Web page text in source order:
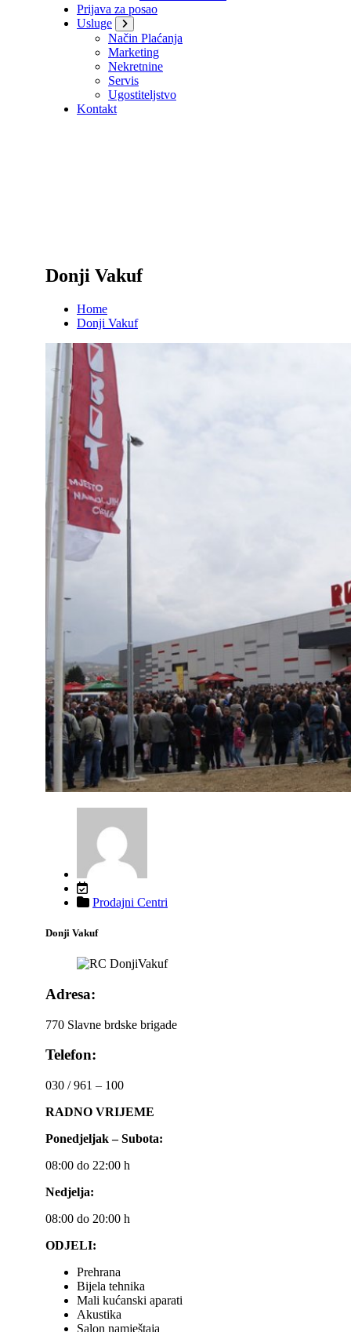
Prijava za posao
Usluge
Način Plaćanja
Marketing
Nekretnine
Servis
Ugostiteljstvo
Kontakt
Donji Vakuf
Home
Donji Vakuf
Prodajni Centri
Donji Vakuf
Adresa:
770 Slavne brdske brigade
Telefon:
030 / 961 – 100
RADNO VRIJEME
Ponedjeljak – Subota:
08:00 do 22:00 h
Nedjelja:
08:00 do 20:00 h
ODJELI:
Prehrana
Bijela tehnika
Mali kućanski aparati
Akustika
Salon namještaja